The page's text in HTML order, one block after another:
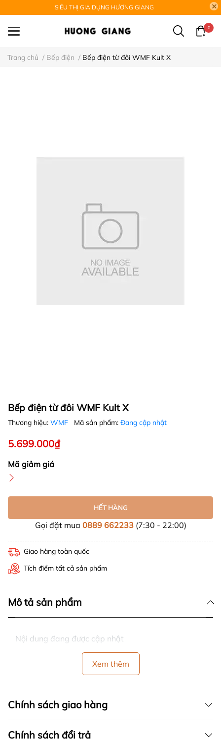
SIÊU THỊ GIA DỤNG HƯƠNG GIANG
0
Trang chủ / Bếp điện / Bếp điện từ đôi WMF Kult X
Bếp điện từ đôi WMF Kult X
Thương hiệu: WMF Mã sản phẩm: Đang cập nhật
5.699.000₫
Mã giảm giá
HẾT HÀNG
Gọi đặt mua 0889 662233(7:30 - 22:00)
Giao hàng toàn quốc
Tích điểm tất cả sản phẩm
Mô tả sản phẩm
Nội dung đang được cập nhật
Xem thêm
Chính sách giao hàng
Chính sách đổi trả